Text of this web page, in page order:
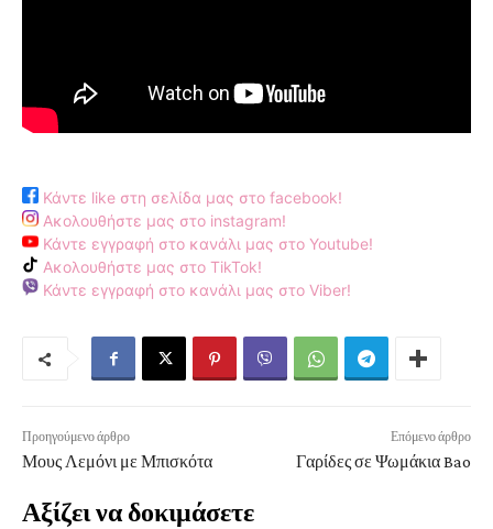
Κάντε like στη σελίδα μας στο facebook!
Ακολουθήστε μας στο instagram!
Κάντε εγγραφή στο κανάλι μας στο Youtube!
Ακολουθήστε μας στο TikTok!
Κάντε εγγραφή στο κανάλι μας στο Viber!
Προηγούμενο άρθρο
Μους Λεμόνι με Μπισκότα
Επόμενο άρθρο
Γαρίδες σε Ψωμάκια Bao
Αξίζει να δοκιμάσετε